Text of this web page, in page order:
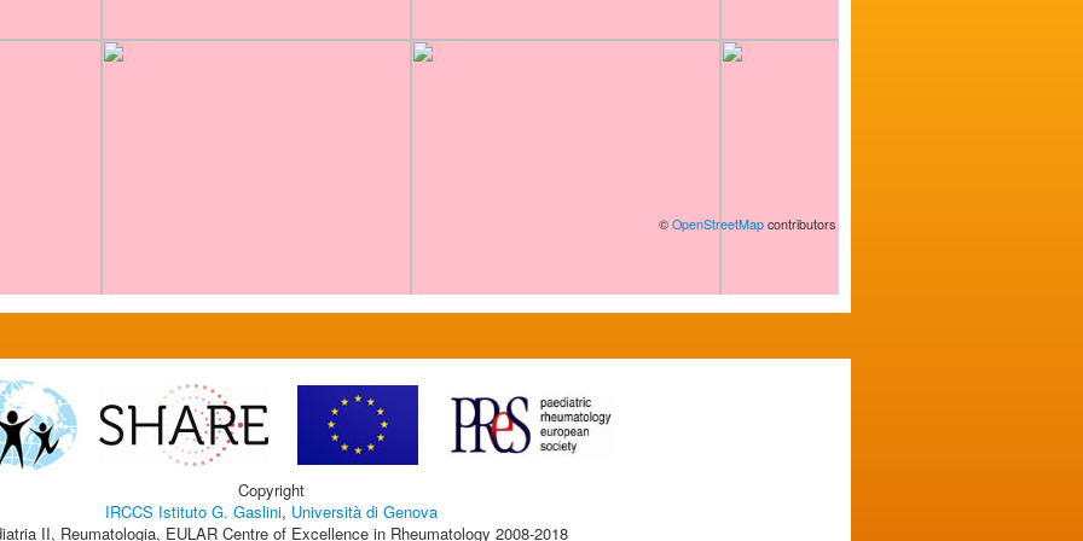
© OpenStreetMap contributors
Copyright
IRCCS Istituto G. Gaslini, Università di Genova
II, Reumatologia, EULAR Centre of Excellence in Rheumatology 2008-2018